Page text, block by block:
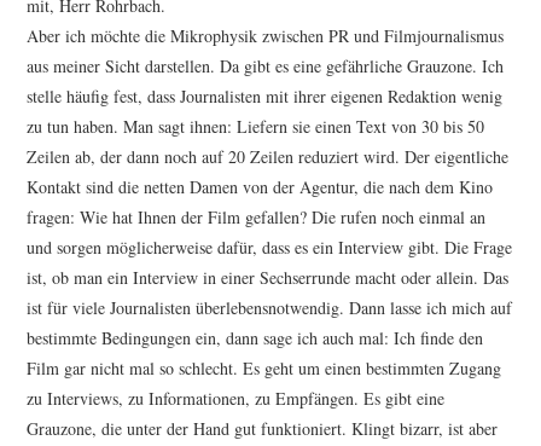
mit, Herr Rohrbach.
Aber ich möchte die Mikrophysik zwischen PR und Filmjournalismus
aus meiner Sicht darstellen. Da gibt es eine gefährliche Grauzone. Ich
stelle häufig fest, dass Journalisten mit ihrer eigenen Redaktion wenig
zu tun haben. Man sagt ihnen: Liefern sie einen Text von 30 bis 50
Zeilen ab, der dann noch auf 20 Zeilen reduziert wird. Der eigentliche
Kontakt sind die netten Damen von der Agentur, die nach dem Kino
fragen: Wie hat Ihnen der Film gefallen? Die rufen noch einmal an
und sorgen möglicherweise dafür, dass es ein Interview gibt. Die Frage
ist, ob man ein Interview in einer Sechserrunde macht oder allein. Das
ist für viele Journalisten überlebensnotwendig. Dann lasse ich mich auf
bestimmte Bedingungen ein, dann sage ich auch mal: Ich finde den
Film gar nicht mal so schlecht. Es geht um einen bestimmten Zugang
zu Interviews, zu Informationen, zu Empfängen. Es gibt eine
Grauzone, die unter der Hand gut funktioniert. Klingt bizarr, ist aber